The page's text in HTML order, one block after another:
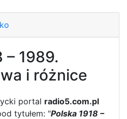
– 1989.
i różnice
portal radio5.com.pl
tytułem: "Polska 1918 –